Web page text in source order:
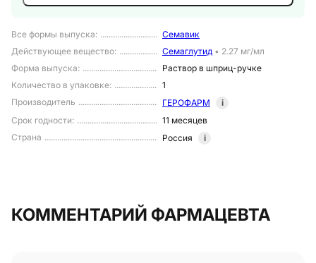
Все формы выпуска:
Семавик
Действующее вещество: Семаглутид • 2.27 мг/мл
Форма выпуска:
Раствор в шприц-ручке
Количество в упаковке:
1
Производитель
ГЕРОФАРМ
i
Срок годности:
11 месяцев
Страна
Россия i
КОММЕНТАРИЙ ФАРМАЦЕВТА